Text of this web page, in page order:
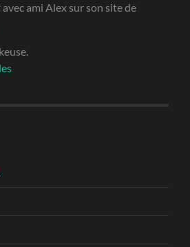
ami Alex sur son site de